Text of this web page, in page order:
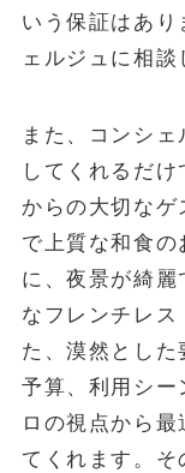
いう保証はあ
ェルジュに相談
また、コンシ
してくれるだ
からの大切な
で上質な和食の
に、夜景が綺
なフレンチレス
た、漠然とし
予算、利用シ
ロの視点から
てくれます。そ